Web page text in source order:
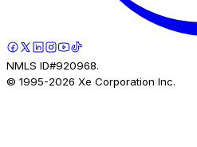
NMLS ID#920968.
© 1995-2026 Xe Corporation Inc.